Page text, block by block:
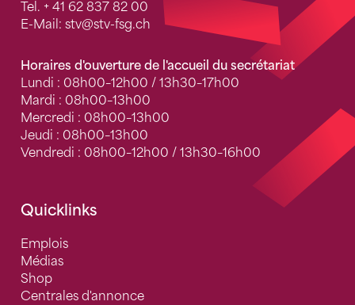
Tel. + 41 62 837 82 00
E-Mail: stv@stv-fsg.ch
Horaires d'ouverture de l'accueil du secrétariat
Lundi : 08h00–12h00 / 13h30–17h00
Mardi : 08h00–13h00
Mercredi : 08h00–13h00
Jeudi : 08h00–13h00
Vendredi : 08h00–12h00 / 13h30–16h00
Quicklinks
Emplois
Médias
Shop
Centrales d'annonce